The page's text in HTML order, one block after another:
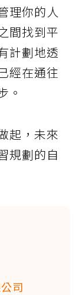
理你的人
間找到平
計劃地透
經在通往
。
起，未來
規劃的自
司